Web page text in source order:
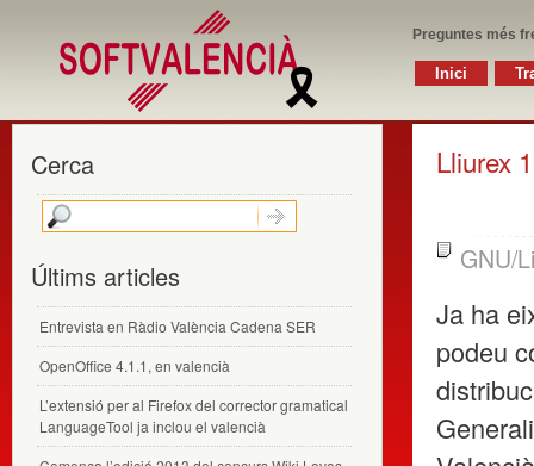
Preguntes més
Inici
Lliurex
GNU/
Ja ha
podeu
Cerca
Últims articles
Entrevista en Ràdio València Cadena SER
OpenOffice 4.1.1, en valencià
L’extensió per al Firefox del corrector gramatical
LanguageTool ja inclou el valencià